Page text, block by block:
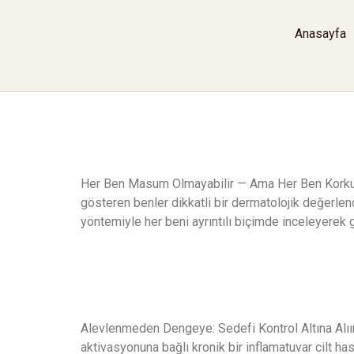
Anasayfa
Her Ben Masum Olmayabilir — Ama Her Ben
gösteren benler dikkatli bir dermatolojik
yöntemiyle her beni ayrıntılı biçimde
Alevlenmeden Dengeye: Sedefi Kontrol Altına
aktivasyonuna bağlı kronik bir inflamatuvar cilt